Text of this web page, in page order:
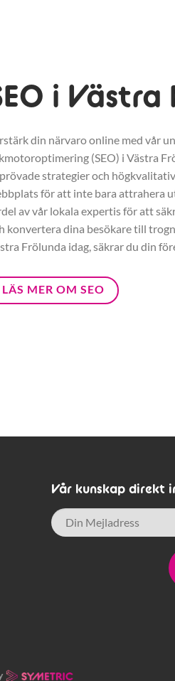
i
din närvaro online med vår
(SEO) i Västra
strategier och
för att inte bara attrahera
av vår lokala expertis för att
konvertera dina besökare till
Frölunda idag, säkrar du din
LÄS MER OM SEO
Vår kunskap direkt
E-
post *